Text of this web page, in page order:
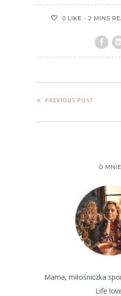
0 LIKE 2 MINS
PREVIOUS POST
O MNIE
Mama, miłośniczka
Life